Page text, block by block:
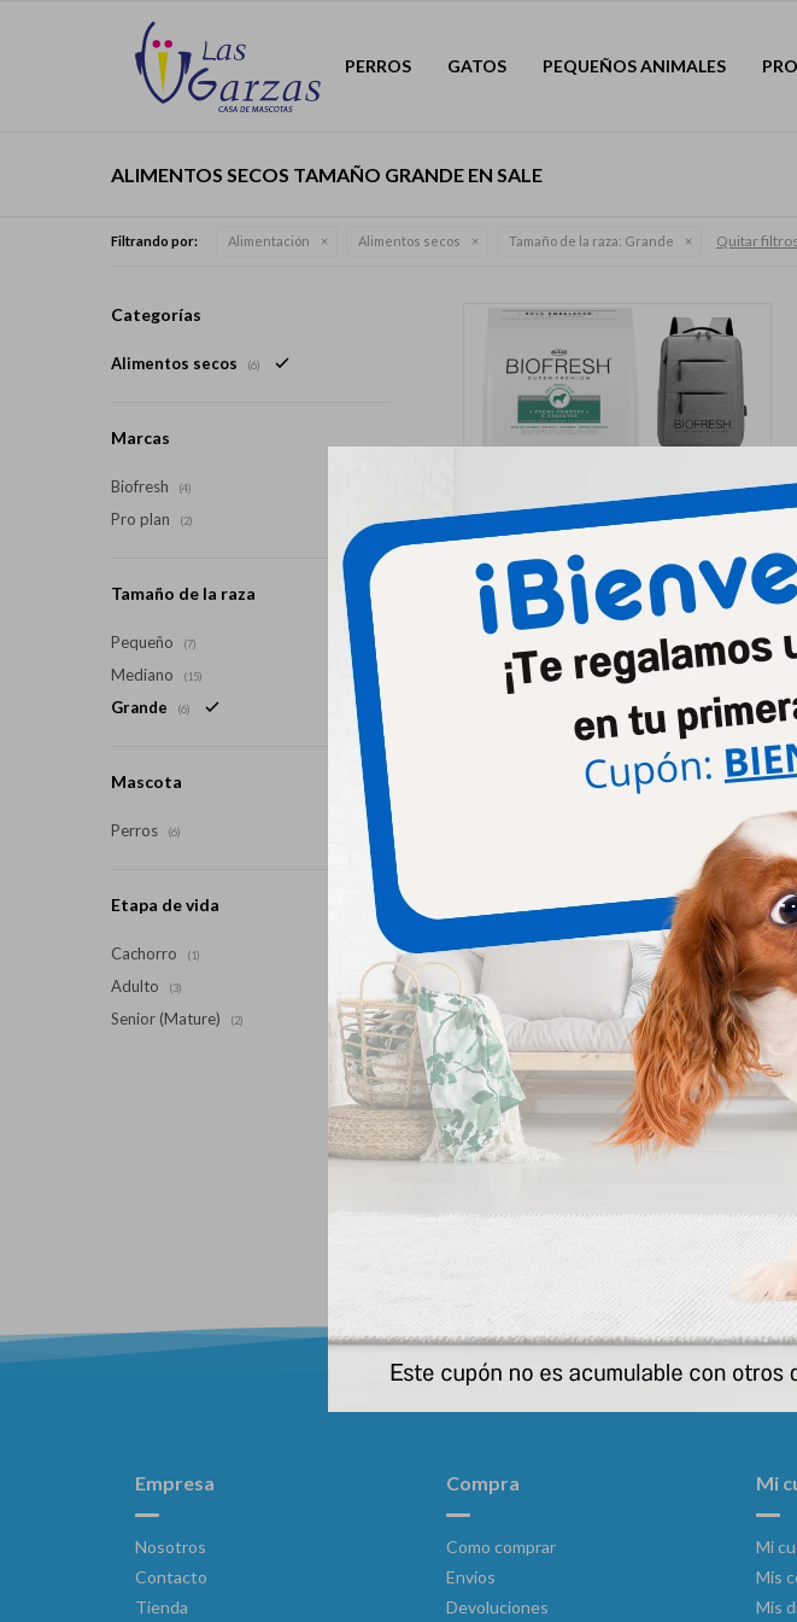
PERROS GATOS PEQUEÑOS ANIMALES
ALIMENTOS SECOS TAMAÑO GRANDE EN SALE
Filtrando por: Alimentación Alimentos secos Tamaño de la raza: Grande Quitar filtros
Biofresh Castrado Razas Grandes 15
Kg
Biofresh Light Razas Grandes * 15 Kg
5.250
Categorías
Alimentos secos (6)
Marcas
Biofresh (4)
Pro plan (2)
Tamaño de la raza
Pequeño (7)
Mediano (15)
Grande (6)
Mascota
Perros (6)
Etapa de vida
Cachorro (1)
Adulto (3)
Senior (Mature) (2)
Empresa
Nosotros
Contacto
Tienda
Compra
Como comprar
Envíos
Devoluciones
Mi
Mi
Mis
Mis